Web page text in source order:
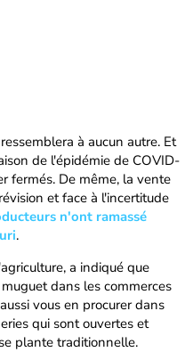
à aucun autre. Et
de l'épidémie de COVID-
fermés. De même, la vente
et face à l'incertitude
n'ont ramassé
.
a indiqué que
dans les commerces
vous en procurer dans
qui sont ouvertes et
plante traditionnelle.